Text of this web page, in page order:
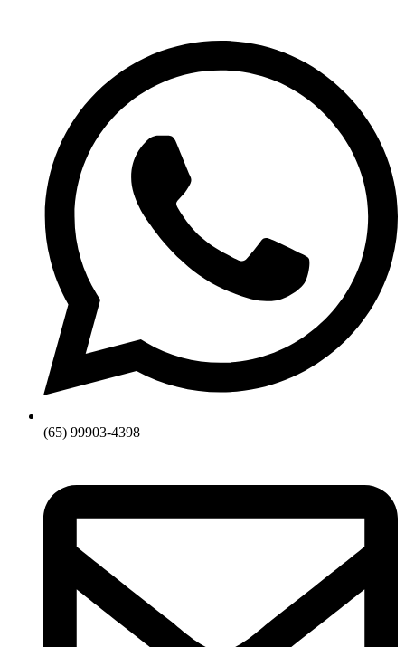
(65) 99903-4398